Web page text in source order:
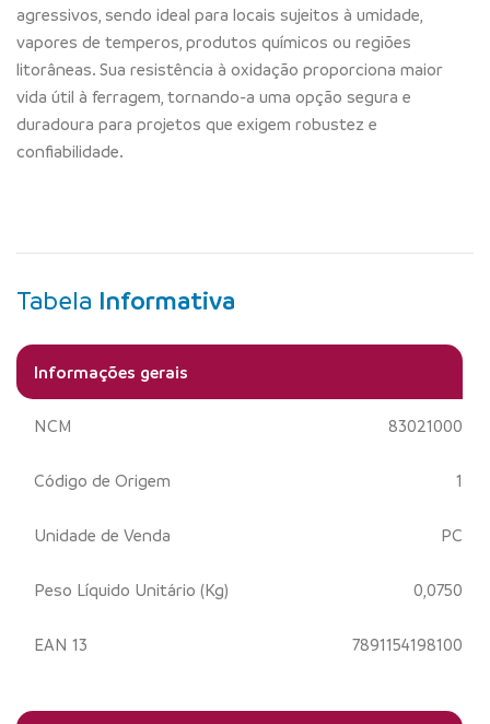
agressivos, sendo ideal para locais sujeitos à umidade,
vapores de temperos, produtos químicos ou regiões
litorâneas. Sua resistência à oxidação proporciona maior
vida útil à ferragem, tornando-a uma opção segura e
duradoura para projetos que exigem robustez e
confiabilidade.
Tabela Informativa
Informações gerais
NCM 83021000
Código de Origem 1
Unidade de Venda PC
Peso Líquido Unitário (Kg) 0,0750
EAN 13 7891154198100